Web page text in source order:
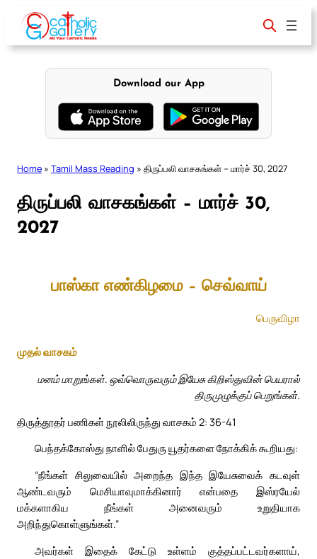
content
Download our App
Home » Tamil Mass Reading » திருப்பலி வாசகங்கள் – மார்ச் 30, 2027
திருப்பலி வாசகங்கள் – மார்ச் 30,
2027
பாஸ்கா எண்கிழமை – செவ்வாய்
பெருவிழா
முதல் வாசகம்
மனம் மாறுங்கள். ஒவ்வொருவரும் இயேசு கிறிஸ்துவின் பெயரால்
திருமுழுக்குப் பெறுங்கள்.
திருத்தூதர் பணிகள் நூலிலிருந்து வாசகம் 2: 36-41
பெந்தக்கோஸ்து நாளில் பேதுரு யூதர்களை நோக்கிக் கூறியது:
“நீங்கள் சிலுவையில் அறைந்த இந்த இயேசுவைக் கடவுள்
ஆண்டவரும் மெசியாவுமாக்கினார் என்பதை இஸ்ரயேல்
மக்களாகிய நீங்கள் அனைவரும் உறுதியாக
அறிந்துகொள்ளுங்கள்.”
அவர்கள் இதைக் கேட்டு உள்ளம் குத்தப்பட்டவர்களாய்,